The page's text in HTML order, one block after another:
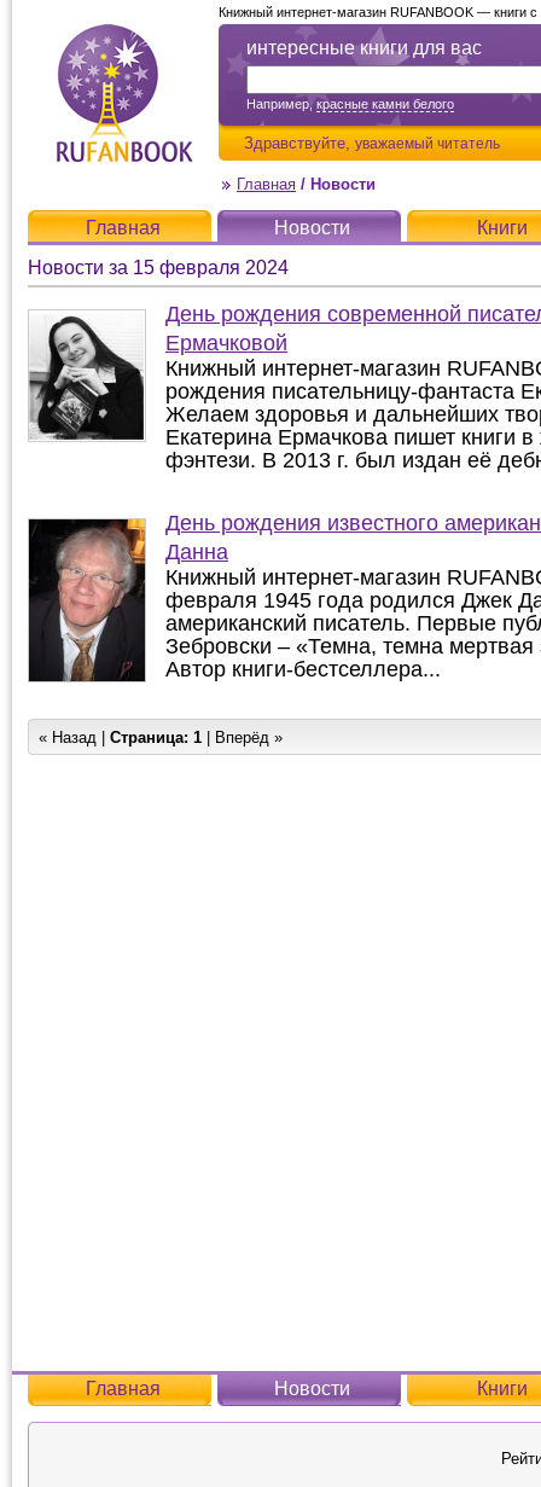
интересные книги для вас
Например,красные камни белого
Здравствуйте, уважаемый читатель
Книжный интернет-магазин RUFANBOOK — книги
Главная / Новости
Главная Новости
Книги
Новости за 15 февраля 2024
День рождения современной
Ермачковой
Книжный интернет-магазин
рождения писательницу-фантаста
Желаем здоровья и дальнейших
Екатерина Ермачкова пишет книги
фэнтези. В 2013 г. был издан её
День рождения известного
Данна
Книжный интернет-магазин
февраля 1945 года родился Джек
американский писатель. Первые
Зебровски – «Темна, темна
Автор книги-бестселлера...
« Назад | Страница: 1 | Вперёд »
Главная Новости Книги